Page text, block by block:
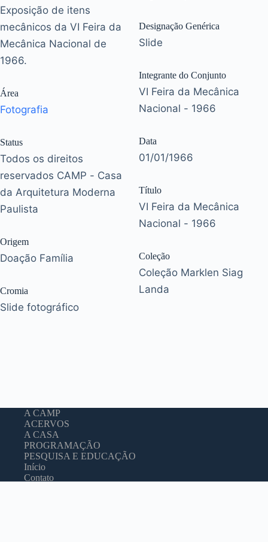
Exposição de itens
mecânicos da VI Feira da
Mecânica Nacional de
1966.
Área
Fotografia
Status
Todos os direitos
reservados CAMP - Casa
da Arquitetura Moderna
Paulista
Origem
Doação Família
Cromia
Slide fotográfico
Designação Genérica
Slide
Integrante do Conjunto
VI Feira da Mecânica
Nacional - 1966
Data
01/01/1966
Título
VI Feira da Mecânica
Nacional - 1966
Coleção
Coleção Marklen Siag
Landa
A CAMP
ACERVOS
A CASA
PROGRAMAÇÃO
PESQUISA E EDUCAÇÃO
Início
Contato